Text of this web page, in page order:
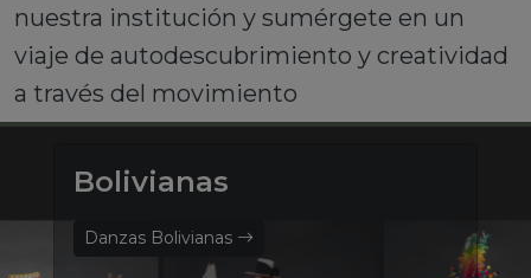
nuestra institución y sumérgete en un
viaje de autodescubrimiento y creatividad
a través del movimiento
Bolivianas
Danzas Bolivianas